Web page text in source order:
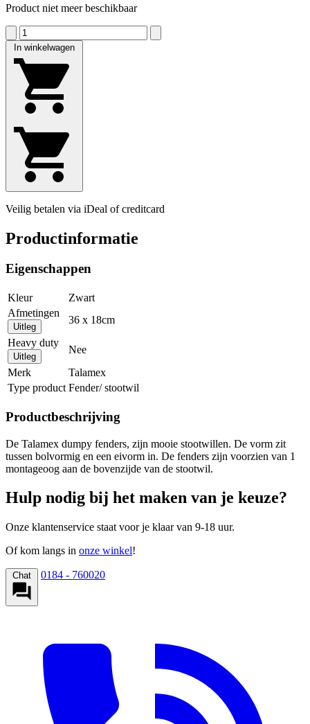
Product niet meer beschikbaar
In winkelwagen
Veilig betalen via iDeal of creditcard
Productinformatie
Eigenschappen
Kleur
Zwart
Afmetingen
Uitleg
36 x 18cm
Heavy duty
Uitleg
Nee
Merk
Talamex
Type product Fender/ stootwil
Productbeschrijving
De Talamex dumpy fenders, zijn mooie stootwillen. De vorm zit
tussen bolvormig en een eivorm in. De fenders zijn voorzien van 1
montageoog aan de bovenzijde van de stootwil.
Hulp nodig bij het maken van je keuze?
Onze klantenservice staat voor je klaar van 9-18 uur.
Of kom langs in onze winkel!
Chat 0184 - 760020